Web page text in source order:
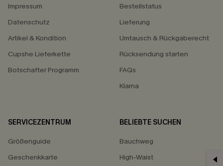
Impressum
Datenschutz
Artikel & Kondition
Cupshe Lieferkette
Botschafter Programm
Bestellstatus
Lieferung
Umtausch & Rückgaberecht
Rücksendung starten
FAQs
Klarna
SERVICEZENTRUM
Größenguide
Geschenkkarte
BELIEBTE SUCHEN
Bauchweg
High-Waist